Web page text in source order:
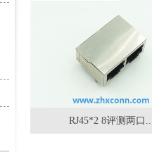
RJ45*2 8评测两口